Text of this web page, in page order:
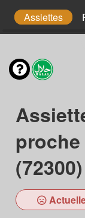
Assiettes
(72300)